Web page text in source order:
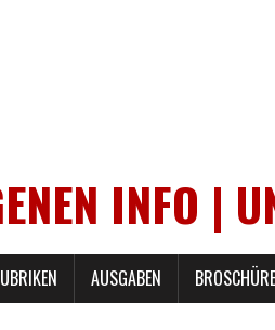
INFO |
AUSGABEN